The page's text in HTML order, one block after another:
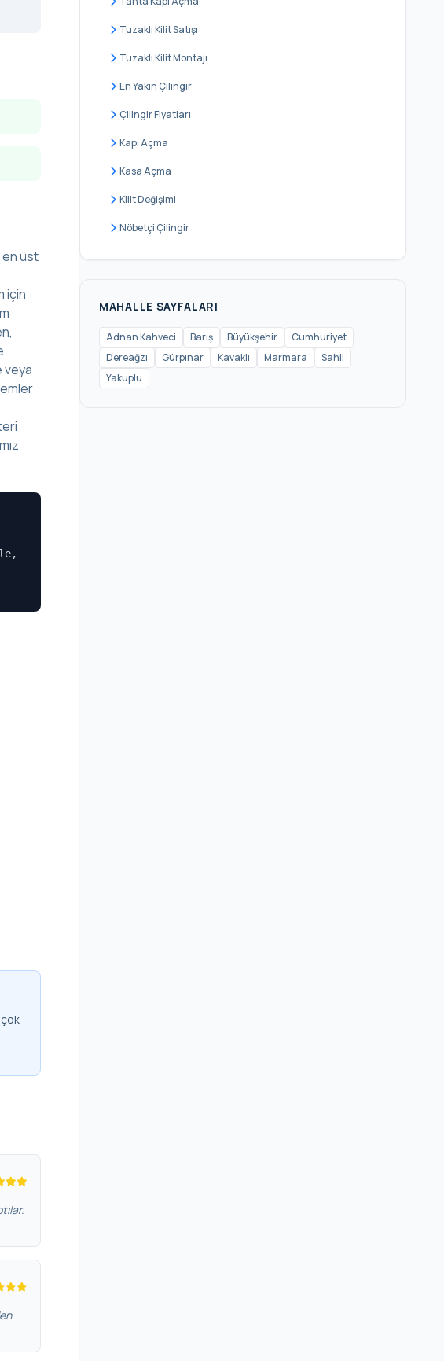
en üst
için
veya
Tuzaklı Kilit Satışı
Tuzaklı Kilit Montajı
En Yakın Çilingir
Çilingir Fiyatları
Kapı Açma
Kasa Açma
Kilit Değişimi
Nöbetçi Çilingir
MAHALLE SAYFALARI
Adnan Kahveci Barış Büyükşehir
Cumhuriyet
Dereağzı
Gürpınar Kavaklı Marmara
Sahil
Yakuplu